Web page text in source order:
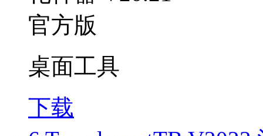
桌面工具
下载